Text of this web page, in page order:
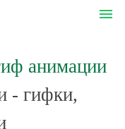
menu
анимации
- гифки,